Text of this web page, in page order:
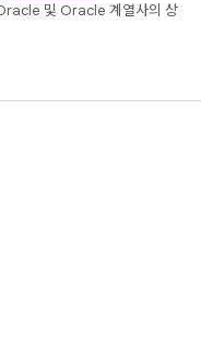
및 Oracle 계열사의 상